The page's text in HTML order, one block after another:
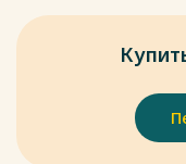
граждан в
законодательства РФ,
4. Федеральный
Федерации в связи с
основах
Федерации» //